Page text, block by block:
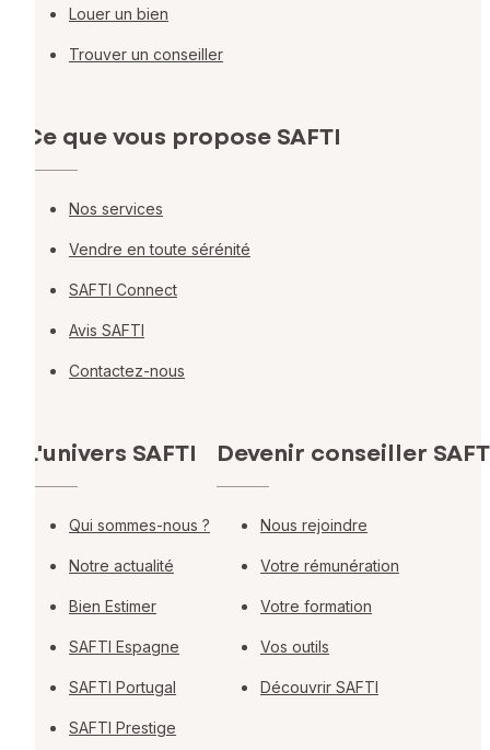
Louer un bien
Trouver un conseiller
Ce que vous propose SAFTI
Nos services
Vendre en toute sérénité
SAFTI Connect
Avis SAFTI
Contactez-nous
L'univers SAFTI
Qui sommes-nous ?
Notre actualité
Bien Estimer
SAFTI Espagne
SAFTI Portugal
SAFTI Prestige
Devenir conseiller
Nous rejoindre
Votre rémunération
Votre formation
Vos outils
Découvrir SAFTI